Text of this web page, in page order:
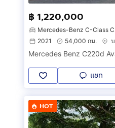
฿ 1,220,000
Mercedes-Benz C-Class
2021
54,000 กม.
แชท
HOT